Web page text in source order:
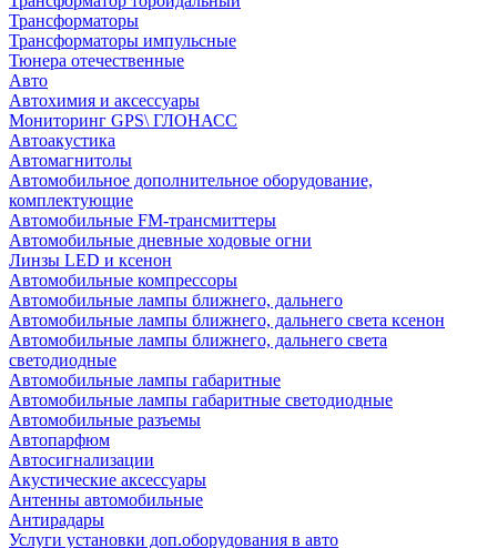
Трансформаторы
Трансформаторы импульсные
Тюнера отечественные
Авто
Автохимия и аксессуары
Мониторинг GPS\ ГЛОНАСС
Автоакустика
Автомагнитолы
Автомобильное дополнительное оборудование,
комплектующие
Автомобильные FM-трансмиттеры
Автомобильные дневные ходовые огни
Линзы LED и ксенон
Автомобильные компрессоры
Автомобильные лампы ближнего, дальнего
Автомобильные лампы ближнего, дальнего света ксенон
Автомобильные лампы ближнего, дальнего света
светодиодные
Автомобильные лампы габаритные
Автомобильные лампы габаритные светодиодные
Автомобильные разъемы
Автопарфюм
Автосигнализации
Акустические аксессуары
Антенны автомобильные
Антирадары
Услуги установки доп.оборудования в авто